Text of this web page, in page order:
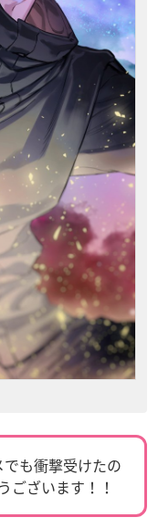
も衝撃受けたの
ございます！！